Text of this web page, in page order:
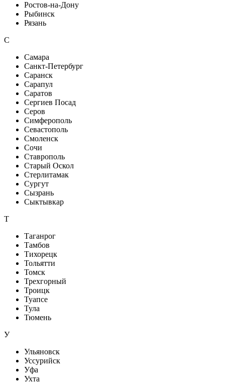
Ростов-на-Дону
Рыбинск
Рязань
С
Самара
Санкт-Петербург
Саранск
Сарапул
Саратов
Сергиев Посад
Серов
Симферополь
Севастополь
Смоленск
Сочи
Ставрополь
Старый Оскол
Стерлитамак
Сургут
Сызрань
Сыктывкар
Т
Таганрог
Тамбов
Тихорецк
Тольятти
Томск
Трехгорный
Троицк
Туапсе
Тула
Тюмень
У
Ульяновск
Уссурийск
Уфа
Ухта